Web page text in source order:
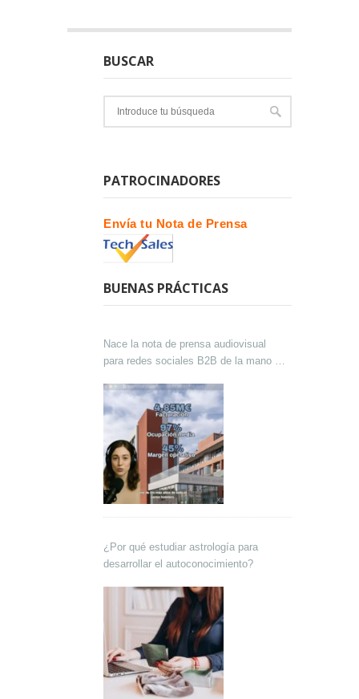
BUSCAR
PATROCINADORES
Envía tu Nota de Prensa
BUENAS PRÁCTICAS
Nace la nota de prensa audiovisual
para redes sociales B2B de la mano de
¿Por qué estudiar astrología para
desarrollar el autoconocimiento?